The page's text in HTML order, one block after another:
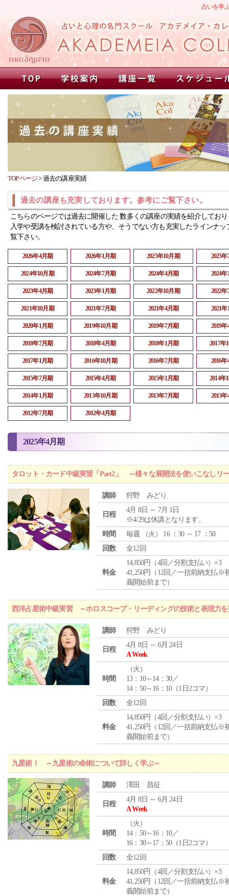
占いを学
TOPページ>過去の講座実績
過去の講座も充実しております。参考にご覧下さい。
こちらのページでは過去に開催した 数多くの講座の実績を紹介してお
入学や受講を検討されている方や、そうでない方も充実したラインナッ
覧下さい。
2026年4月期 2026年1月期 2025年10月期 2025
2024年10月期 2024年7月期 2024年4月期 2024
2023年4月期 2023年1月期 2022年10月期 2022
2021年10月期 2021年7月期 2021年4月期 2021
2020年1月期 2019年10月期 2019年7月期 2019
2018年7月期 2018年4月期 2018年1月期 2017年
2017年1月期 2016年10月期 2016年7月期 2016
2015年7月期 2015年4月期 2015年1月期 2014年
2014年1月期 2013年10月期 2013年7月期 2013
2012年7月期 2012年4月期
2025年4月期
タロット・カード中級実習「Part2」 ～様々な展開法を使いこなしリ
講師 狩野 みどり
日程
4月 8日 ～ 7月 1日
※4/29は休講となります。
時間
毎週 （火 ） 16 ：30 ～ 17 ：50
回数
全12回
料金
14,850円（4回／分割支払い）×3
41,250円（12回／一括前納支払※
義開始前まで）
西洋占星術中級実習 ～ホロスコープ・リーディングの技術と表現力
講師 狩野 みどり
日程
4月 8日 ～ 6月 24日
A Week
時間
（火 ）
13：10～14：30／
14：50～16：10（1日2コマ）
回数
全12回
料金
14,850円（4回／分割支払い）×3
41,250円（12回／一括前納支払※
義開始前まで）
九星術Ⅰ ～九星術の命術について詳しく学ぶ～
講師 澤田 昌征
日程
4月 8日 ～ 6月 24日
A Week
時間
（火 ）
14：50～16：10／
16：30～17：50（1日2コマ）
回数
全12回
料金
14,850円（4回／分割支払い）×3
41,250円（12回／一括前納支払※
義開始前まで）